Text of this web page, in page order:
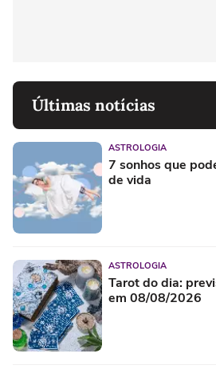
Últimas notícias
ASTROLOGIA
7 sonhos que
de vida
ASTROLOGIA
Tarot do dia:
em 08/08/2026